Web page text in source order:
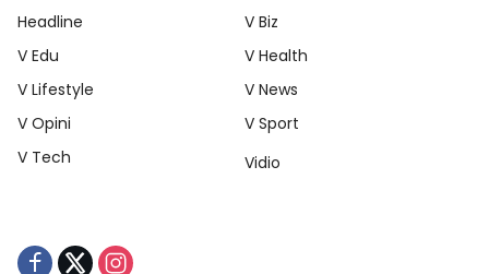
Headline
V Biz
V Edu
V Health
V Lifestyle
V News
V Opini
V Sport
V Tech
Vidio